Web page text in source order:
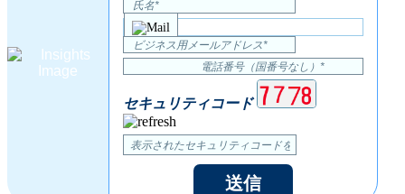
セキュリティコード
送信